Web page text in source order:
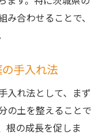
合わせることで、
手入れ法
入れ法として、まず
の土を整えることで
根の成長を促しま